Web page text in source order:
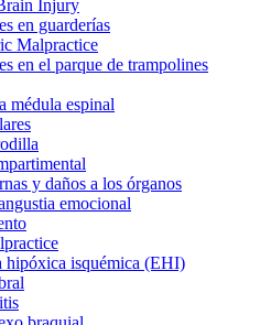
Injury
en guarderías
Malpractice
en el parque de trampolines
médula espinal
y daños a los órganos
emocional
hipóxica isquémica (EHI)